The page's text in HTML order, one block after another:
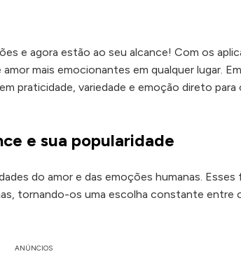
e agora estão ao seu alcance! Com os
mais emocionantes em qualquer lugar. Em
praticidade, variedade e emoção direto para
e sua popularidade
do amor e das emoções humanas. Esses
tornando-os uma escolha constante entre
ANÚNCIOS